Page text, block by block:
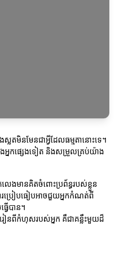
តមិនមែនជាអ្វីដែលធម្មតានោះទេ។
នឹងអ្នកផ្សេងទៀត និងសម្រួលគ្រប់យ៉ាង
មានគិតចំពោះប្រព័ន្ធរបស់ខ្លួន
ារប្រៀបធៀបអាចជួយអ្នកកំណត់ពី
ើបាន។
ៀនពីកំហុសរបស់អ្នក គឺជាគន្លឹះមួយដ៏